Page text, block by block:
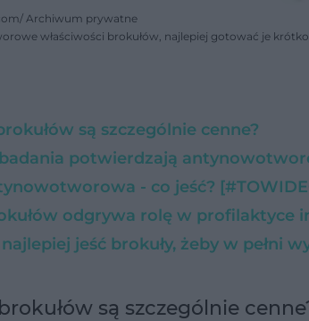
Archiwum prywatne
właściwości brokułów, najlepiej gotować je krótko
są szczególnie cenne?
potwierdzają
- co jeść?
odgrywa rolę w profilaktyce
jeść brokuły, żeby w pełni
są szczególnie